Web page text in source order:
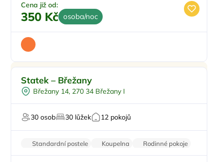
Cena již od:
350 Kč osoba/noc
Pro sportovce
Firemní akce/teambuilding
Statek – Břežany
Břežany 14, 270 34 Břežany I
30 osob 30 lůžek 12 pokojů
Standardní postele Koupelna
Rodinné pokoje
Balkon/terasa
Krb